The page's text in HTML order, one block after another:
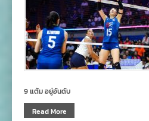
9 แต้ม อยู่อันดับ
Read More